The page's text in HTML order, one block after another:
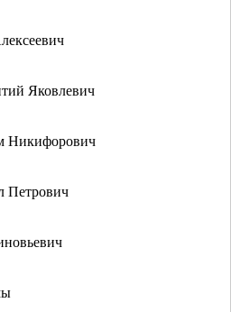
Яковлевич
Никифорович
Петрович